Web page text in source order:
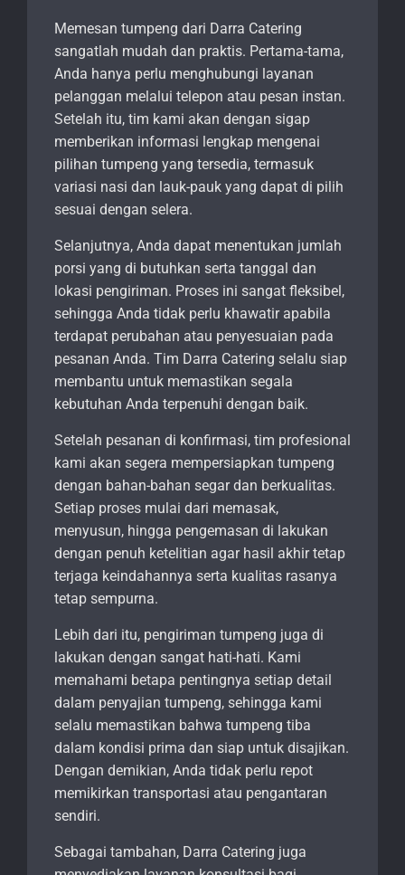
Memesan tumpeng dari Darra Catering
sangatlah mudah dan praktis. Pertama-tama,
Anda hanya perlu menghubungi layanan
pelanggan melalui telepon atau pesan instan.
Setelah itu, tim kami akan dengan sigap
memberikan informasi lengkap mengenai
pilihan tumpeng yang tersedia, termasuk
variasi nasi dan lauk-pauk yang dapat di pilih
sesuai dengan selera.
Selanjutnya, Anda dapat menentukan jumlah
porsi yang di butuhkan serta tanggal dan
lokasi pengiriman. Proses ini sangat fleksibel,
sehingga Anda tidak perlu khawatir apabila
terdapat perubahan atau penyesuaian pada
pesanan Anda. Tim Darra Catering selalu siap
membantu untuk memastikan segala
kebutuhan Anda terpenuhi dengan baik.
Setelah pesanan di konfirmasi, tim profesional
kami akan segera mempersiapkan tumpeng
dengan bahan-bahan segar dan berkualitas.
Setiap proses mulai dari memasak,
menyusun, hingga pengemasan di lakukan
dengan penuh ketelitian agar hasil akhir tetap
terjaga keindahannya serta kualitas rasanya
tetap sempurna.
Lebih dari itu, pengiriman tumpeng juga di
lakukan dengan sangat hati-hati. Kami
memahami betapa pentingnya setiap detail
dalam penyajian tumpeng, sehingga kami
selalu memastikan bahwa tumpeng tiba
dalam kondisi prima dan siap untuk disajikan.
Dengan demikian, Anda tidak perlu repot
memikirkan transportasi atau pengantaran
sendiri.
Sebagai tambahan, Darra Catering juga